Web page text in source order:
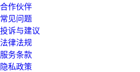
合作伙伴
常见问题
投诉与建议
法律法规
服务条款
隐私政策